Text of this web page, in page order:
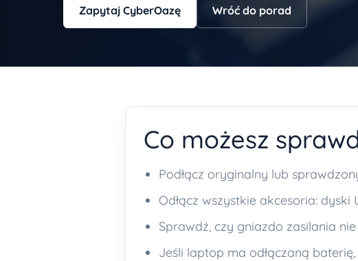
Zapytaj CyberOazę Wróć do porad
Co możesz
Podłącz oryginalny lub
Odłącz wszystkie akcesoria:
Sprawdź, czy gniazdo zasilania
Jeśli laptop ma odłączaną